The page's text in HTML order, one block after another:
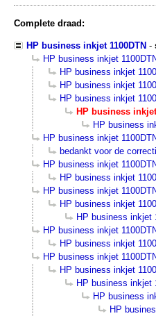
Complete draad:
HP business inkjet 1100DTN -
HP business inkjet
HP business inkjet
HP business inkjet
HP business inkjet
HP business inkjet
HP business
HP business inkjet
bedankt voor de
HP business inkjet
HP business inkjet
HP business inkjet
HP business inkjet
HP business inkjet
HP business inkjet
HP business inkjet
HP business inkjet
HP business inkjet
HP business inkjet
HP business
HP